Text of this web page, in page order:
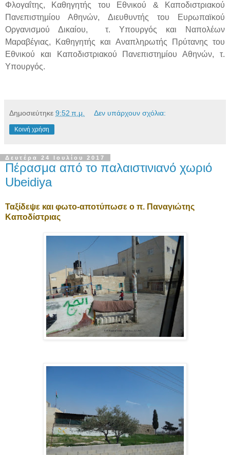
Φλογαΐτης, Καθηγητής του Εθνικού & Καποδιστριακού
Πανεπιστημίου Αθηνών, Διευθυντής του Ευρωπαϊκού
Οργανισμού Δικαίου, τ. Υπουργός και Ναπολέων
Μαραβέγιας, Καθηγητής και Αναπληρωτής Πρύτανης του
Εθνικού και Καποδιστριακού Πανεπιστημίου Αθηνών, τ.
Υπουργός.
Δημοσιεύτηκε 9:52 π.μ. Δεν υπάρχουν σχόλια:
Κοινή χρήση
Δευτέρα 24 Ιουλίου 2017
Πέρασμα από το παλαιστινιανό χωριό
Ubeidiya
Ταξίδεψε και φωτο-αποτύπωσε ο π. Παναγιώτης
Καποδίστριας